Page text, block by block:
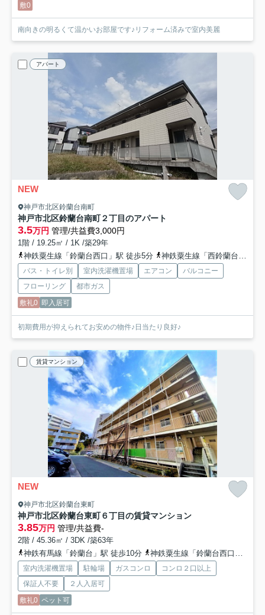
敷0
南向きの明るくて温かいお部屋です♪リフォーム済みで室内美麗
アパート
NEW
神戸市北区鈴蘭台南町
神戸市北区鈴蘭台南町２丁目のアパート
3.5万円 管理/共益費3,000円
1階 / 19.25㎡ / 1K /築29年
神鉄粟生線「鈴蘭台西口」駅 徒歩5分
神鉄粟生線「西鈴蘭台」駅 徒歩10分
バス・トイレ別 室内洗濯機置場 エアコン
バルコニー
フローリング
都市ガス
敷礼0 即入居可
初期費用が抑えられてお安めの物件♪日当たり良好♪
賃貸マンション
NEW
神戸市北区鈴蘭台東町
神戸市北区鈴蘭台東町６丁目の賃貸マンション
3.85万円 管理/共益費-
2階 / 45.36㎡ / 3DK /築63年
神鉄有馬線「鈴蘭台」駅 徒歩10分
神鉄粟生線「鈴蘭台西口」駅 徒歩20分
室内洗濯機置場 駐輪場 ガスコンロ
コンロ２口以上
保証人不要
２人入居可
敷礼0 ペット可